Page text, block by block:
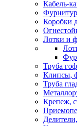
Кабель-
Коробки
Лотки и
Труба
Клипсы,
Труба
Крепеж,